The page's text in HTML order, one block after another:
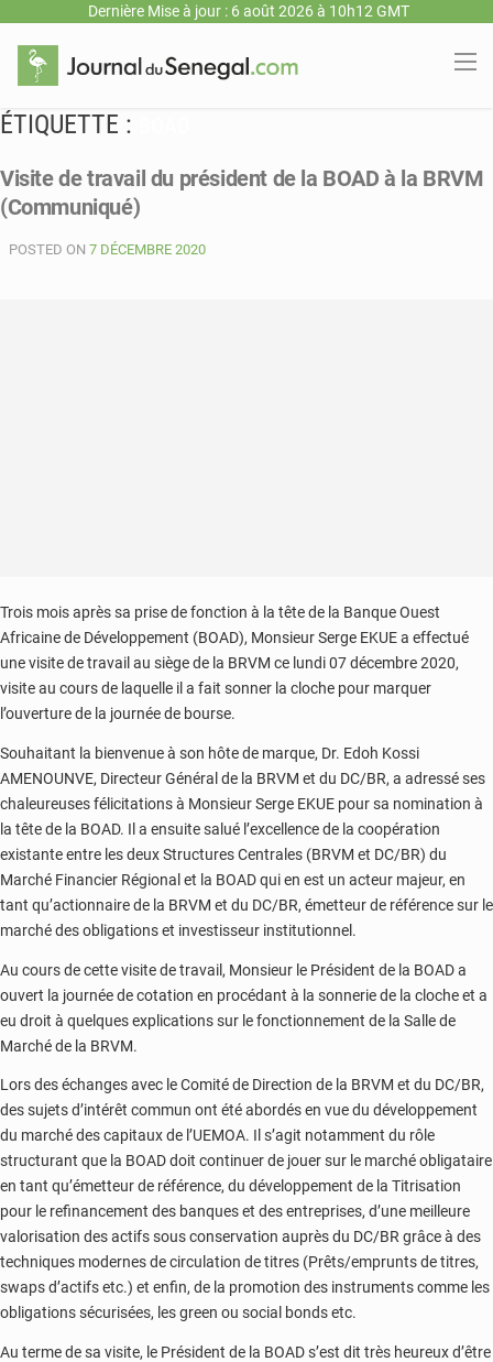
Dernière Mise à jour : 6 août 2026 à 10h12 GMT
ÉTIQUETTE :
Visite de travail du président de la BOAD à la BRVM
(Communiqué)
POSTED ON 7 DÉCEMBRE 2020
Trois mois après sa prise de fonction à la tête de la Banque Ouest
Africaine de Développement (BOAD), Monsieur Serge EKUE a effectué
une visite de travail au siège de la BRVM ce lundi 07 décembre 2020,
visite au cours de laquelle il a fait sonner la cloche pour marquer
l’ouverture de la journée de bourse.
Souhaitant la bienvenue à son hôte de marque, Dr. Edoh Kossi
AMENOUNVE, Directeur Général de la BRVM et du DC/BR, a adressé ses
chaleureuses félicitations à Monsieur Serge EKUE pour sa nomination à
la tête de la BOAD. Il a ensuite salué l’excellence de la coopération
existante entre les deux Structures Centrales (BRVM et DC/BR) du
Marché Financier Régional et la BOAD qui en est un acteur majeur, en
tant qu’actionnaire de la BRVM et du DC/BR, émetteur de référence sur le
marché des obligations et investisseur institutionnel.
Au cours de cette visite de travail, Monsieur le Président de la BOAD a
ouvert la journée de cotation en procédant à la sonnerie de la cloche et a
eu droit à quelques explications sur le fonctionnement de la Salle de
Marché de la BRVM.
Lors des échanges avec le Comité de Direction de la BRVM et du DC/BR,
des sujets d’intérêt commun ont été abordés en vue du développement
du marché des capitaux de l’UEMOA. Il s’agit notamment du rôle
structurant que la BOAD doit continuer de jouer sur le marché obligataire
en tant qu’émetteur de référence, du développement de la Titrisation
pour le refinancement des banques et des entreprises, d’une meilleure
valorisation des actifs sous conservation auprès du DC/BR grâce à des
techniques modernes de circulation de titres (Prêts/emprunts de titres,
swaps d’actifs etc.) et enfin, de la promotion des instruments comme les
obligations sécurisées, les green ou social bonds etc.
Au terme de sa visite, le Président de la BOAD s’est dit très heureux d’être